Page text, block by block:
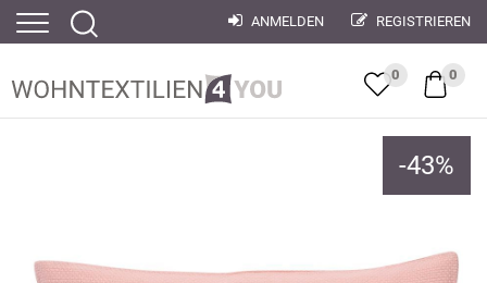
ANMELDEN REGISTRIEREN
0 0
-43%